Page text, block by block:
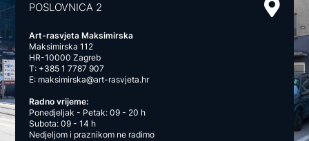
POSLOVNICA 2
Art-rasvjeta Maksimirska
Maksimirska 112
HR-10000 Zagreb
T: +385 1 7787 907
E: maksimirska@art-rasvjeta.hr
Radno vrijeme:
Ponedjeljak - Petak: 09 - 20 h
Subota: 09 - 14 h
Nedjeljom i praznikom ne radimo